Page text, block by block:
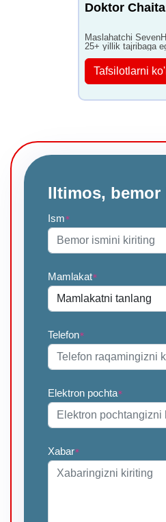
Doktor
Maslahatchi
25+ yillik tajribaga
Tafsilotlarni
Iltimos,
Ism*
Mamlakat*
Telefon*
Elektron pochta*
Xabar*